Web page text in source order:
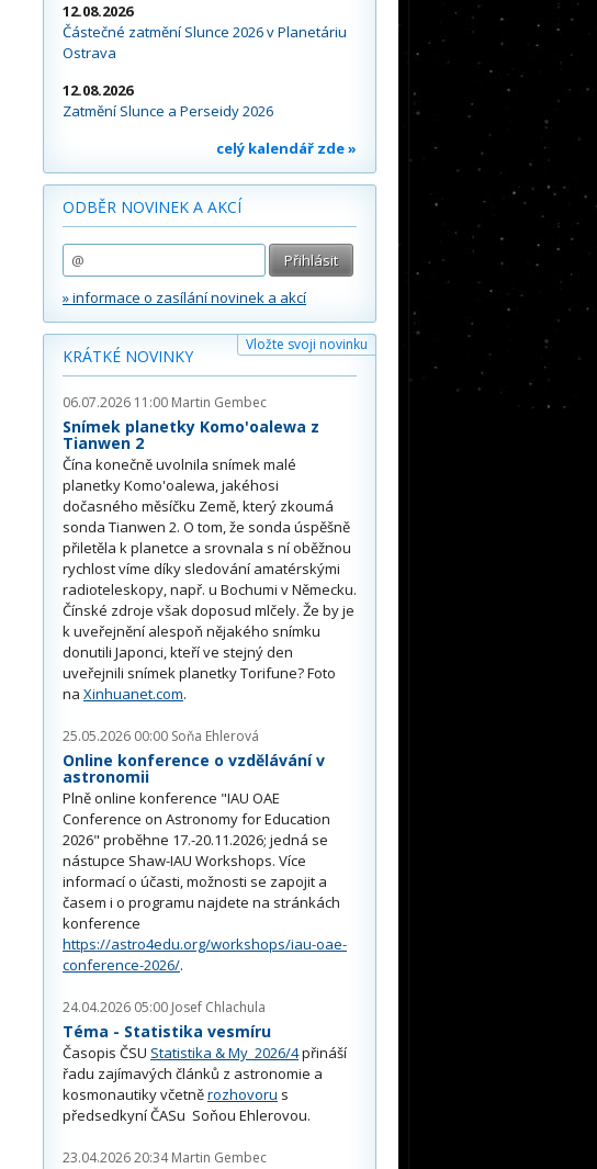
12.08.2026
Částečné zatmění Slunce 2026 v Planetáriu
Ostrava
12.08.2026
Zatmění Slunce a Perseidy 2026
celý kalendář zde »
ODBĚR NOVINEK A AKCÍ
» informace o zasílání novinek a akcí
Vložte svoji novinku
KRÁTKÉ NOVINKY
06.07.2026 11:00 Martin Gembec
Snímek planetky Komo'oalewa z
Tianwen 2
Čína konečně uvolnila snímek malé
planetky Komo'oalewa, jakéhosi
dočasného měsíčku Země, který zkoumá
sonda Tianwen 2. O tom, že sonda úspěšně
přiletěla k planetce a srovnala s ní oběžnou
rychlost víme díky sledování amatérskými
radioteleskopy, např. u Bochumi v Německu.
Čínské zdroje však doposud mlčely. Že by je
k uveřejnění alespoň nějakého snímku
donutili Japonci, kteří ve stejný den
uveřejnili snímek planetky Torifune? Foto
na Xinhuanet.com.
25.05.2026 00:00 Soňa Ehlerová
Online konference o vzdělávání v
astronomii
Plně online konference "IAU OAE
Conference on Astronomy for Education
2026" proběhne 17.-20.11.2026; jedná se
nástupce Shaw-IAU Workshops. Více
informací o účasti, možnosti se zapojit a
časem i o programu najdete na stránkách
konference
https://astro4edu.org/workshops/iau-oae-
conference-2026/.
24.04.2026 05:00 Josef Chlachula
Téma - Statistika vesmíru
Časopis ČSU Statistika & My 2026/4přináší
řadu zajímavých článků z astronomie a
kosmonautiky včetněrozhovoru s
předsedkyní ČASu Soňou Ehlerovou.
23.04.2026 20:34 Martin Gembec